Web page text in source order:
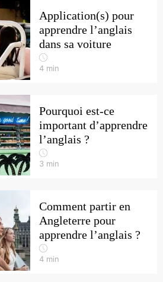
Application(s) pour
apprendre l’anglais
dans sa voiture
4 min
Pourquoi est-ce
important d’apprendre
l’anglais ?
3 min
Comment partir en
Angleterre pour
apprendre l’anglais ?
4 min